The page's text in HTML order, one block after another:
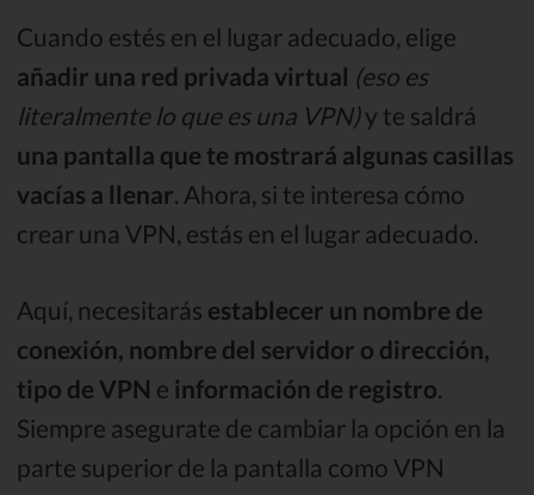
Cuando estés en el lugar adecuado, elige
añadir una red privada virtual (eso es
literalmente lo que es una VPN)y te saldrá
una pantalla que te mostrará algunas casillas
vacías a llenar. Ahora, si te interesa cómo
crear una VPN, estás en el lugar adecuado.
Aquí, necesitarás establecer un nombre de
conexión, nombre del servidor o dirección,
tipo de VPN e información de registro.
Siempre asegurate de cambiar la opción en la
parte superior de la pantalla como VPN